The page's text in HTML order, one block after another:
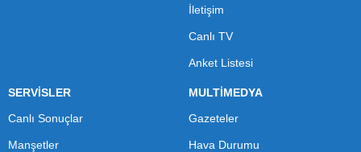
İletişim
Canlı TV
Anket Listesi
SERVİSLER
Canlı Sonuçlar
Manşetler
MULTİMEDYA
Gazeteler
Hava Durumu